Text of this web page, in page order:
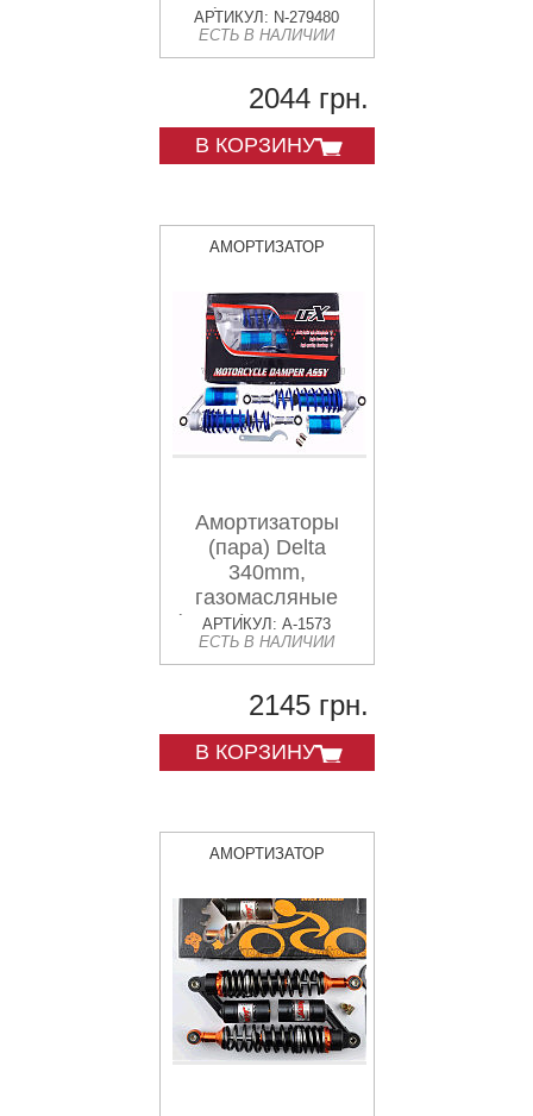
(салатовые
+паутина)
KOMATCU
АРТИКУЛ: N-279480
ЕСТЬ В НАЛИЧИИ
2044 грн.
В КОРЗИНУ
АМОРТИЗАТОР
Амортизаторы
(пара) Delta
340mm,
газомасляные
(синие) KOMATCU
(mod.A)
АРТИКУЛ: A-1573
ЕСТЬ В НАЛИЧИИ
2145 грн.
В КОРЗИНУ
АМОРТИЗАТОР